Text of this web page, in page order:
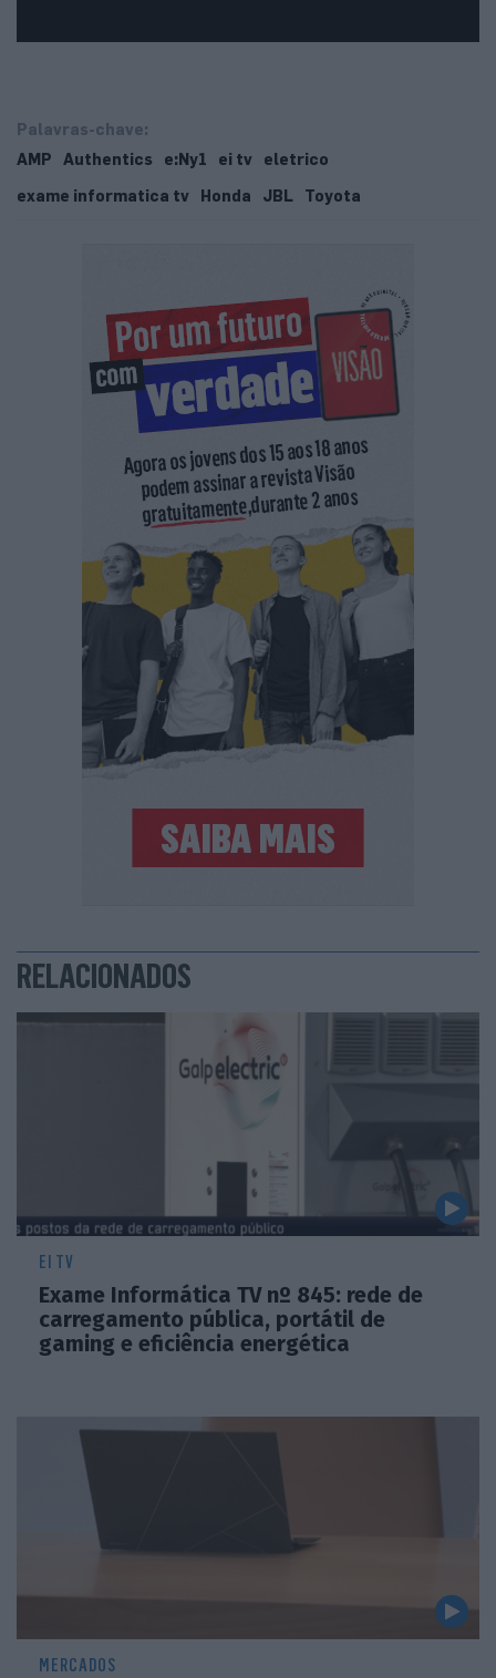
Palavras-chave:
AMP
Authentics e:Ny1 ei tv
eletrico
exame informatica tv
Honda JBL Toyota
RELACIONADOS
EI TV
Exame Informática TV nº 845: rede de
carregamento pública, portátil de
gaming e eficiência energética
MERCADOS